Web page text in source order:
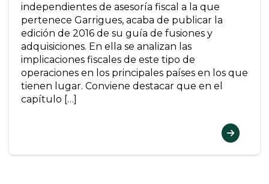
independientes de asesoría fiscal a la que
pertenece Garrigues, acaba de publicar la
edición de 2016 de su guía de fusiones y
adquisiciones. En ella se analizan las
implicaciones fiscales de este tipo de
operaciones en los principales países en los que
tienen lugar. Conviene destacar que en el
capítulo […]